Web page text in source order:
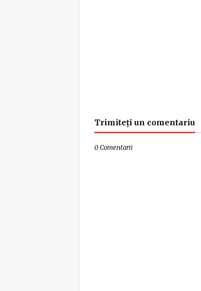
Trimiteți un comentariu
0 Comentarii